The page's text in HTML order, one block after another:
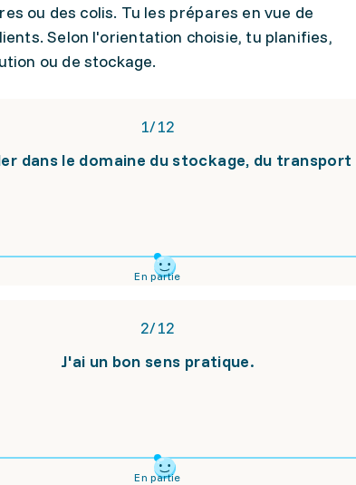
ou des colis. Tu les prépares en vue de
Selon l'orientation choisie, tu planifies,
ou de stockage.
1/12
dans le domaine du stockage, du
En partie
2/12
J'ai un bon sens pratique.
En partie